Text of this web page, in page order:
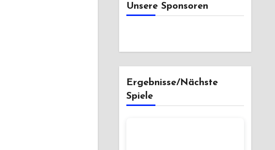
Unsere Sponsoren
Ergebnisse/Nächste
Spiele